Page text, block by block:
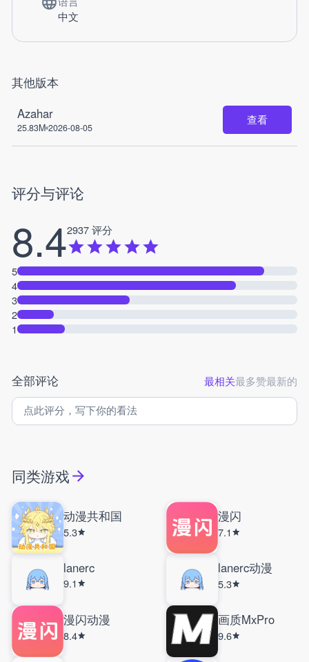
中文
其他版本
Azahar
25.83M 2026-08-05
查看
评分与评论
8.42937 评分
5
4
3
2
1
全部评论 最相关最多赞最新的
同类游戏
动漫共和国
5.3
漫闪
7.1
lanerc
9.1
lanerc动漫
5.3
漫闪动漫
8.4
画质MxPro
9.6